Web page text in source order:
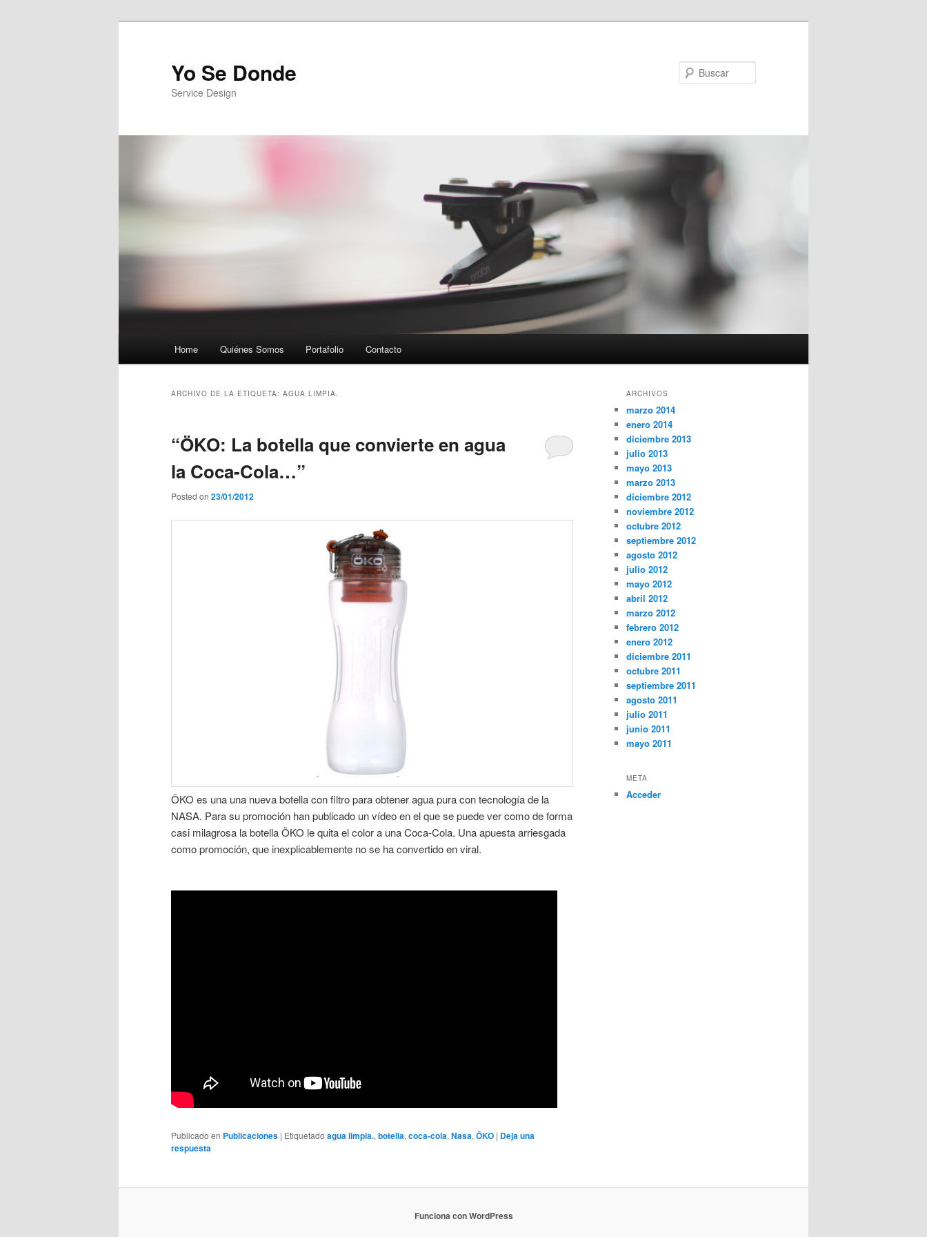
Yo Se Donde
Service Design
Ir al contenido principal
Ir al contenido secundario
Home Quiénes Somos Portafolio Contacto
ARCHIVO DE LA ETIQUETA: AGUA LIMPIA.
“ÖKO: La botella que convierte en agua
la Coca-Cola…”
Posted on 23/01/2012
ÖKO es una una nueva botella con filtro para obtener agua pura con tecnología de la
NASA. Para su promoción han publicado un vídeo en el que se puede ver como de forma
casi milagrosa la botella ÖKO le quita el color a una Coca-Cola. Una apuesta arriesgada
como promoción, que inexplicablemente no se ha convertido en viral.
Publicado en Publicaciones | Etiquetado agua limpia., botella, coca-cola, Nasa, ÖKO | Deja una
respuesta
ARCHIVOS
marzo 2014
enero 2014
diciembre 2013
julio 2013
mayo 2013
marzo 2013
diciembre 2012
noviembre 2012
octubre 2012
septiembre 2012
agosto 2012
julio 2012
mayo 2012
abril 2012
marzo 2012
febrero 2012
enero 2012
diciembre 2011
octubre 2011
septiembre 2011
agosto 2011
julio 2011
junio 2011
mayo 2011
META
Acceder
Funciona con WordPress